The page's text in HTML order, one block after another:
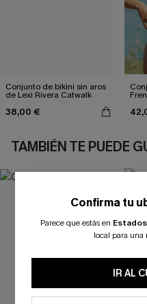
Conjunto de bikini sin aros
de Lexi Rivera Catwalk
38,00 €
TAMBIÉN TE PUEDE
Confirma tu
Parece que estás en
local para una
IR AL